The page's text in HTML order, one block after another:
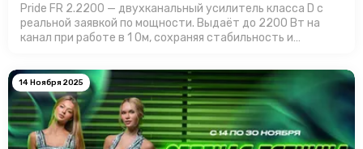
Pride FR 2.2200 — двухканальный усилитель класса D с
реальной заявкой по мощности. Выдаёт до 2200 Вт на
канал при работе в 1 Ом, сохраняя стабильность и
теплоотвод, а продуманная …
14 Ноября 2025